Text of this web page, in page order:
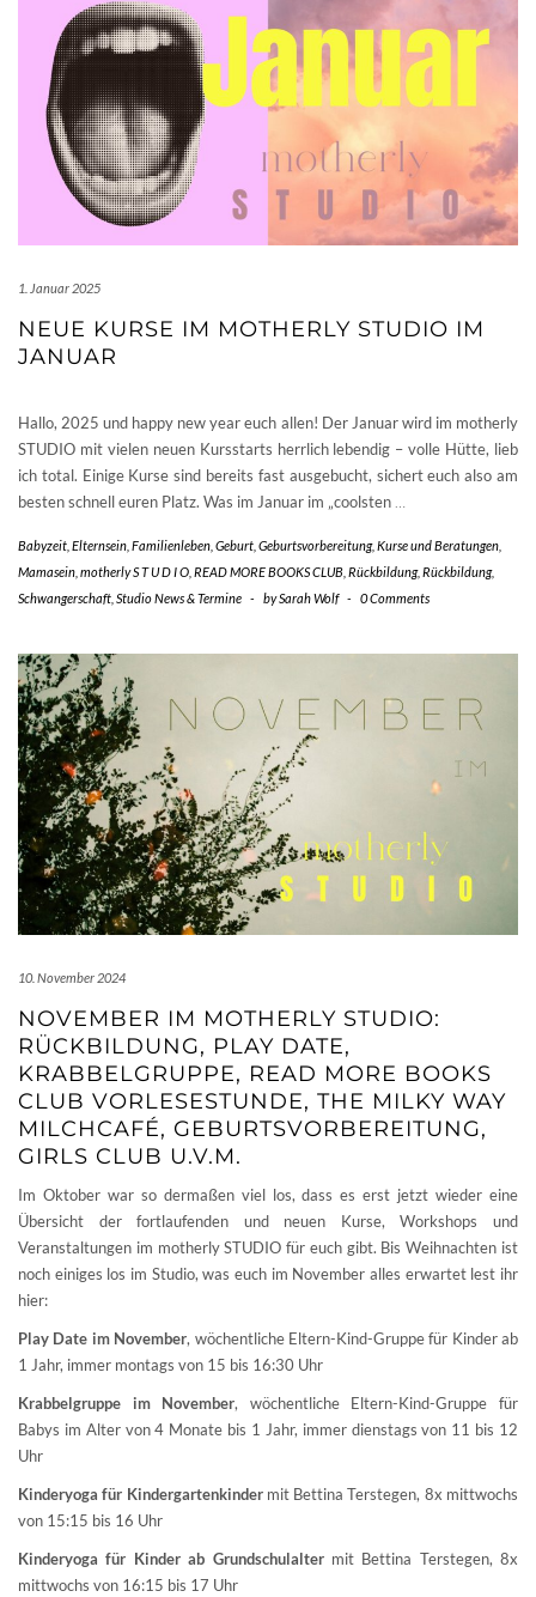
1. Januar 2025
NEUE KURSE IM MOTHERLY STUDIO IM
JANUAR
Hallo, 2025 und happy new year euch allen! Der Januar wird im motherly
STUDIO mit vielen neuen Kursstarts herrlich lebendig – volle Hütte, lieb
ich total. Einige Kurse sind bereits fast ausgebucht, sichert euch also am
besten schnell euren Platz. Was im Januar im „coolsten
Babyzeit Elternsein Familienleben Geburt Geburtsvorbereitung, Kurse und Beratungen
Mamasein motherly S T U D I O READ MORE BOOKS CLUB Rückbildung, Rückbildung,
Schwangerschaft Studio News & Termine - bySarah Wolf - 0 Comments
10. November 2024
NOVEMBER IM MOTHERLY STUDIO:
RÜCKBILDUNG, PLAY DATE,
KRABBELGRUPPE, READ MORE BOOKS
CLUB VORLESESTUNDE, THE MILKY WAY
MILCHCAFÉ, GEBURTSVORBEREITUNG,
GIRLS CLUB U.V.M.
Im Oktober war so dermaßen viel los, dass es erst jetzt wieder eine
Übersicht der fortlaufenden und neuen Kurse, Workshops und
Veranstaltungen im motherly STUDIO für euch gibt. Bis Weihnachten ist
noch einiges los im Studio, was euch im November alles erwartet lest ihr
hier:
Play Date im November, wöchentliche Eltern-Kind-Gruppe für Kinder ab
1 Jahr, immer montags von 15 bis 16:30 Uhr
Krabbelgruppe im November, wöchentliche Eltern-Kind-Gruppe für
Babys im Alter von 4 Monate bis 1 Jahr, immer dienstags von 11 bis 12
Uhr
Kinderyoga für Kindergartenkindermit Bettina Terstegen, 8x mittwochs
von 15:15 bis 16 Uhr
Kinderyoga für Kinder ab Grundschulaltermit Bettina Terstegen, 8x
mittwochs von 16:15 bis 17 Uhr